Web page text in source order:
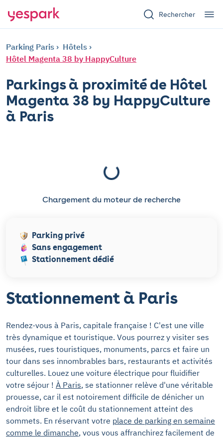
Rechercher
Parking Paris
Hôtels
Hôtel Magenta 38 by HappyCulture
Parkings à proximité de Hôtel
Magenta 38 by HappyCulture
à Paris
Chargement du moteur de recherche
Parking privé
Sans engagement
Stationnement dédié
Stationnement à Paris
Rendez-vous à Paris, capitale française ! C'est une ville
très dynamique et touristique. Vous pourrez y visiter ses
musées, rues touristiques, monuments, parcs et faire un
tour dans ses innombrables bars, restaurants et activités
culturelles. Louez une voiture électrique pour fluidifier
votre séjour ! À Paris, se stationner relève d'une véritable
prouesse, car il est notoirement difficile de dénicher un
endroit libre et le coût du stationnement atteint des
sommets. En réservant votre place de parking en semaine
comme le dimanche, vous vous affranchirez facilement de